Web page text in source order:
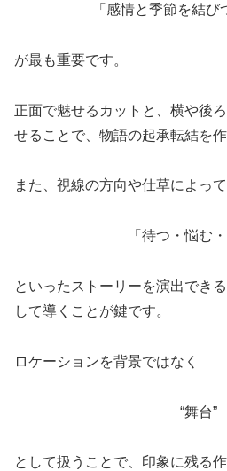
「感情と季節を結び
が最も重要です。
正面で魅せるカットと、横や後
せることで、物語の起承転結を
また、視線の方向や仕草によって
「待つ・悩む
といったストーリーを演出でき
して導くことが鍵です。
ロケーションを背景ではなく
“舞台”
として扱うことで、印象に残る